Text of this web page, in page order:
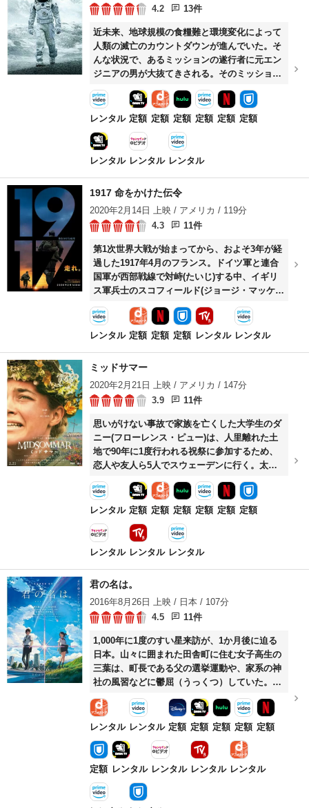
4.2 13件
近未来、地球規模の食糧難と環境変化によって
人類の滅亡のカウントダウンが進んでいた。そ
んな状況で、あるミッションの遂行者に元エン
ジニアの男が大抜てきされる。そのミッション
とは、宇宙で新たに発見された未開地へ旅立つ
というものだった。地球に残さねばならない家
族と人類滅亡の回避、二つの間で葛藤する男。
前人未到の新天地を目指すことを決意して宇宙
船へと乗り込む。
レンタル 定額 定額 定額 定額 定額 定額
レンタル レンタル レンタル
1917 命をかけた伝令
2020年2月14日 上映 / アメリカ / 119分
4.3
11件
第1次世界大戦が始まってから、およそ3年が経
過した1917年4月のフランス。ドイツ軍と連合
国軍が西部戦線で対峙(たいじ)する中、イギリ
ス軍兵士のスコフィールド(ジョージ・マッケ
イ)とブレイク(ディーン=チャールズ・チャップ
マン)に、ドイツ軍を追撃しているマッケンジー
大佐(ベネディクト・カンバーバッチ)の部隊に
模な砲兵隊が待ち構えていた。
レンタル 定額 定額 定額 レンタル レンタル
ミッドサマー
2020年2月21日 上映 / アメリカ / 147分
3.9
11件
思いがけない事故で家族を亡くした大学生のダ
ニー(フローレンス・ピュー)は、人里離れた土
地で90年に1度行われる祝祭に参加するため、
恋人や友人ら5人でスウェーデンに行く。太陽
が沈まない村では色とりどりの花が咲き誇り、
明るく歌い踊る村人たちはとても親切でまるで
楽園のように見えた。
レンタル 定額 定額 定額 定額 定額 定額
レンタル レンタル レンタル
君の名は。
2016年8月26日 上映 / 日本 / 107分
4.5
11件
1,000年に1度のすい星来訪が、1か月後に迫る
日本。山々に囲まれた田舎町に住む女子高生の
三葉は、町長である父の選挙運動や、家系の神
社の風習などに鬱屈（うっくつ）していた。そ
れゆえに都会への憧れを強く持っていたが、あ
る日彼女は自分が都会に暮らしている少年にな
った夢を見る。夢では東京での生活を楽しみな
方、東京在住の男子高校生・瀧も自分が田舎町
に生活する少女になった夢を見る。やがて、そ
ていくが……。
レンタル レンタル 定額 定額 定額 定額 定額
定額 レンタル レンタル レンタル レンタル